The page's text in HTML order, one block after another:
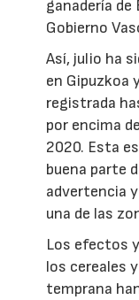
ganadería de
Gobierno
Así, julio ha
en Gipuzkoa
registrada
por encima
2020. Esta
buena parte
advertencia
una de las
Los efectos
los cereales
temprana